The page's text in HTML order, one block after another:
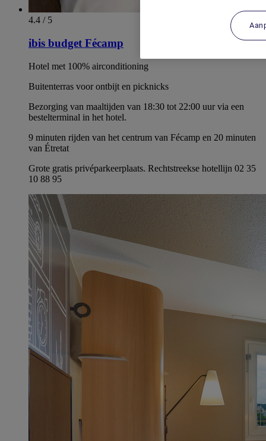
4.4 / 5
ibis budget Fécamp
Hotel met 100% airconditioning
Buitenterras voor ontbijt en picknicks
Bezorging van maaltijden van 18:30 tot 22:00 uur via een
bestelterminal in het hotel.
9 minuten rijden van het centrum van Fécamp en 20 minuten
van Étretat
Grote gratis privéparkeerplaats. Rechtstreekse hotellijn 02 35
10 88 95